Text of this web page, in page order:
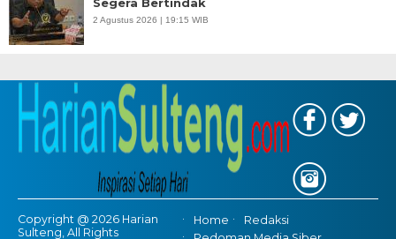
2 Agustus 2026 | 19:15 WIB
Copyright @ 2026 Harian
Sulteng, All Rights
Home
Redaksi